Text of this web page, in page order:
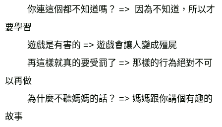
你連這個都不知道嗎？ =>  因為不知道，所以才
要學習
遊戲是有害的 => 遊戲會讓人變成殭屍
再這樣就真的要受罰了 => 那樣的行為絕對不可
以再做
為什麼不聽媽媽的話？ => 媽媽跟你講個有趣的
故事